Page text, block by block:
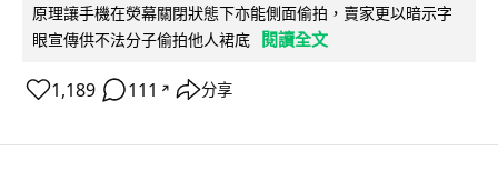
原理讓手機在熒幕關閉狀態下亦能側面偷拍，賣家更以暗示字
眼宣傳供不法分子偷拍他人裙底
閱讀全文
1,189 111 ↗ 分享